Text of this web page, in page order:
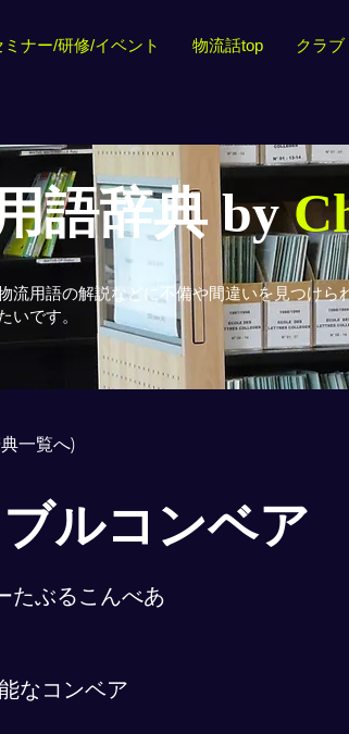
ナー/研修/イベント 物流話top クラブ
語辞典 by
流用語の解説などに不備や間違いを見つけら
いです。
一覧へ)
ルコンベア
たぶるこんべあ
なコンベア